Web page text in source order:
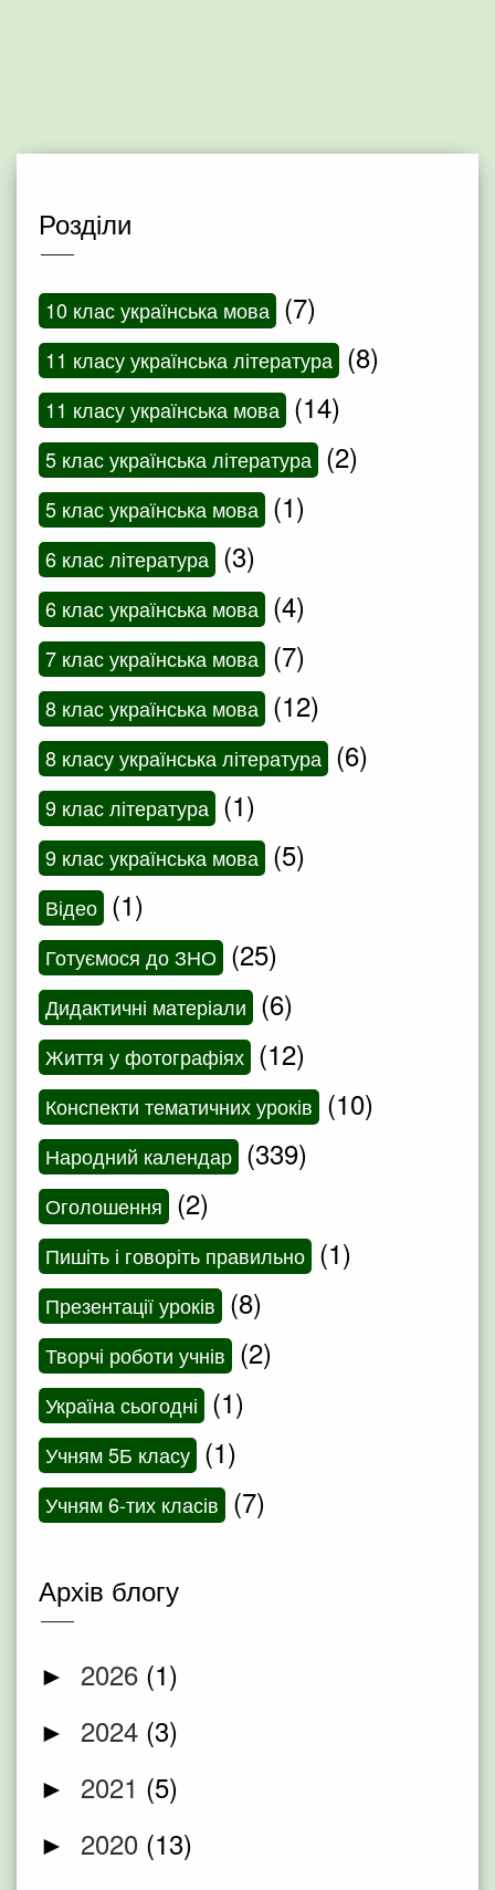
Розділи
10 клас українська мова (7)
11 класу українська література (8)
11 класу українська мова (14)
5 клас українська література (2)
5 клас українська мова (1)
6 клас література (3)
6 клас українська мова (4)
7 клас українська мова (7)
8 клас українська мова (12)
8 класу українська література (6)
9 клас література (1)
9 клас українська мова (5)
Відео (1)
Готуємося до ЗНО (25)
Дидактичні матеріали (6)
Життя у фотографіях (12)
Конспекти тематичних уроків (10)
Народний календар (339)
Оголошення (2)
Пишіть і говоріть правильно (1)
Презентації уроків (8)
Творчі роботи учнів (2)
Україна сьогодні (1)
Учням 5Б класу (1)
Учням 6-тих класів (7)
Архів блогу
► 2026 (1)
► 2024 (3)
► 2021 (5)
► 2020 (13)